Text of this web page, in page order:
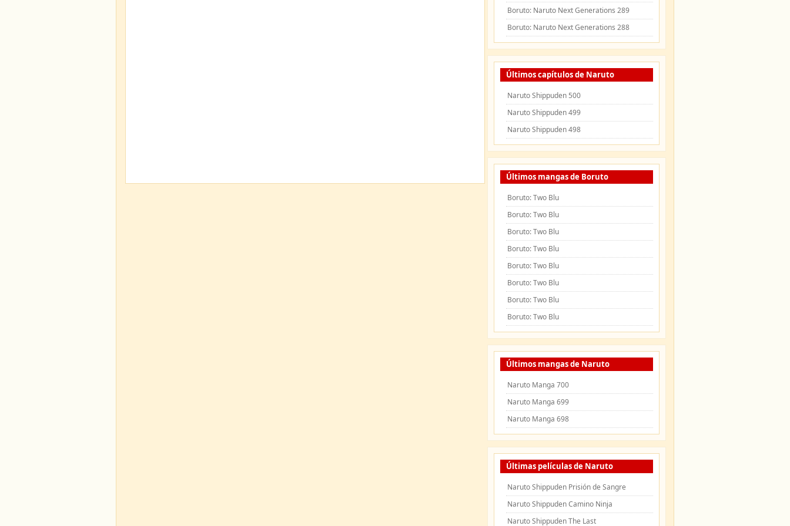
Boruto: Naruto Next Generations 289
Boruto: Naruto Next Generations 288
Últimos capítulos de Naruto
Naruto Shippuden 500
Naruto Shippuden 499
Naruto Shippuden 498
Últimos mangas de Boruto
Boruto: Two Blu
Boruto: Two Blu
Boruto: Two Blu
Boruto: Two Blu
Boruto: Two Blu
Boruto: Two Blu
Boruto: Two Blu
Boruto: Two Blu
Últimos mangas de Naruto
Naruto Manga 700
Naruto Manga 699
Naruto Manga 698
Últimas películas de Naruto
Naruto Shippuden Prisión de Sangre
Naruto Shippuden Camino Ninja
Naruto Shippuden The Last